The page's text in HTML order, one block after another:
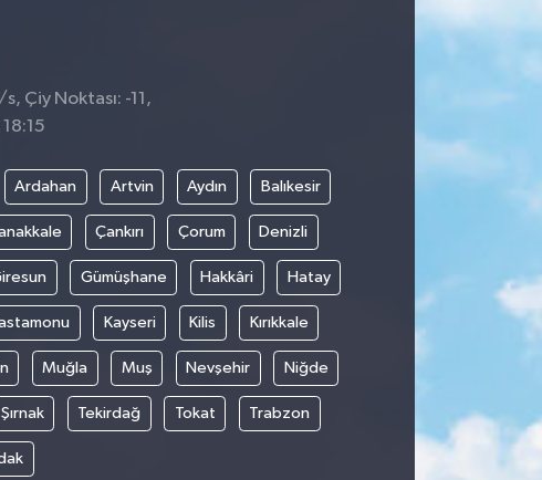
Çiy Noktası: -11,
Ardahan Artvin Aydın Balıkesir
Çankırı Çorum Denizli
Gümüşhane Hakkâri Hatay
Kayseri Kilis Kırıkkale
Muğla Muş Nevşehir Niğde
Şırnak Tekirdağ Tokat Trabzon